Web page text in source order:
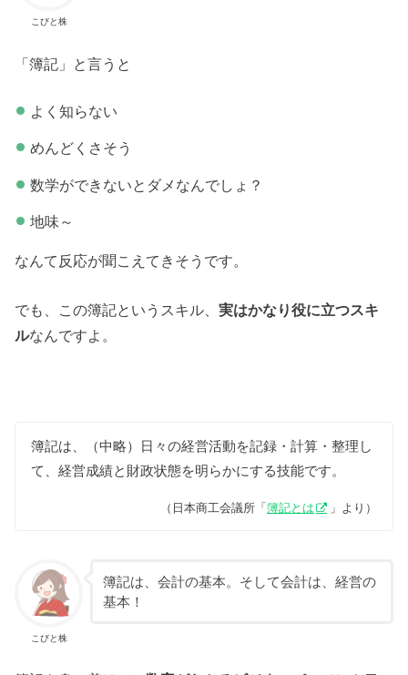
こびと株
「簿記」と言うと
よく知らない
めんどくさそう
数学ができないとダメなんでしょ？
地味～
なんて反応が聞こえてきそうです。
でも、この簿記というスキル、実はかなり役に立つスキ
ルなんですよ。
簿記は、（中略）日々の経営活動を記録・計算・整理し
て、経営成績と財政状態を明らかにする技能です。
（日本商工会議所「 簿記とは 」より）
こびと株
簿記は、会計の基本。そして会計は、経営の
基本！